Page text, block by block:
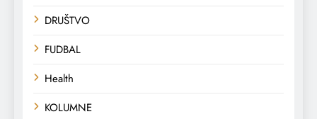
DRUŠTVO
FUDBAL
Health
KOLUMNE